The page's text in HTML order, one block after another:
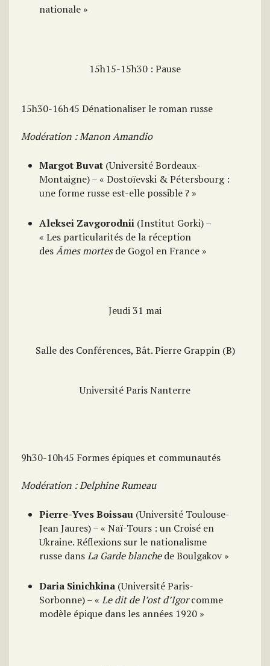
nationale »
15h15-15h30 : Pause
15h30-16h45 Dénationaliser le roman russe
Modération : Manon Amandio
Margot Buvat (Université Bordeaux-
Montaigne) – « Dostoïevski & Pétersbourg :
une forme russe est-elle possible ? »
Aleksei Zavgorodnii (Institut Gorki) –
« Les particularités de la réception
desÂmes mortesde Gogol en France »
Jeudi 31 mai
Salle des Conférences, Bât. Pierre Grappin (B)
Université Paris Nanterre
9h30-10h45 Formes épiques et communautés
Modération : Delphine Rumeau
Pierre-Yves Boissau (Université Toulouse-
Jean Jaures) – « Naï-Tours : un Croisé en
Ukraine. Réflexions sur le nationalisme
russe dansLa Garde blanchede Boulgakov »
Daria Sinichkina (Université Paris-
Sorbonne) – « Le dit de l’ost d’Igorcomme
modèle épique dans les années 1920 »